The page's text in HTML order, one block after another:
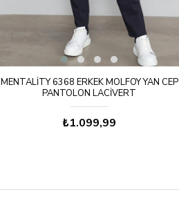
MENTALITY 6368 ERKEK MOLFOY YAN CEP
PANTOLON LACIVERT
₺1.099,99